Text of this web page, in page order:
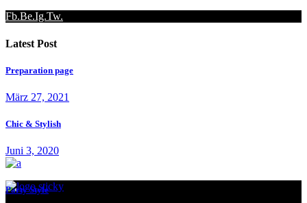
Fb.Be.Ig.Tw.
Latest Post
Preparation page
März 27, 2021
Chic & Stylish
Juni 3, 2020
Party Style